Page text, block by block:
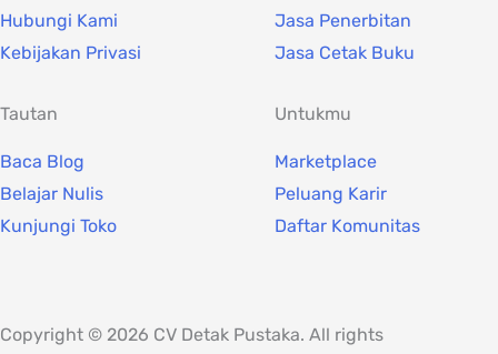
Hubungi Kami
Kebijakan Privasi
Jasa Penerbitan
Jasa Cetak Buku
Tautan
Baca Blog
Belajar Nulis
Kunjungi Toko
Untukmu
Marketplace
Peluang Karir
Daftar Komunitas
Copyright © 2026 CV Detak Pustaka. All rights